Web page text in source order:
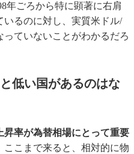
年ごろから特に顕著に右肩
るのに対し、実質米ドル/
ていないことがわかるだろ
低い国があるのはな
昇率が為替相場にとって重要
こまで来ると、相対的に物